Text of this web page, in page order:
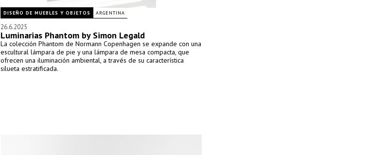
DISEÑO DE MUEBLES Y OBJETOS ARGENTINA
26.6.2025
Luminarias Phantom by Simon Legald
La colección Phantom de Normann Copenhagen se expande con una
escultural lámpara de pie y una lámpara de mesa compacta, que
ofrecen una iluminación ambiental, a través de su característica
silueta estratificada.